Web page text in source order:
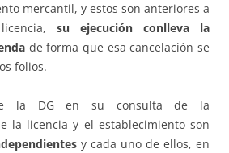
mercantil, y estos son anteriores a
su ejecución conlleva la
de forma que esa cancelación se
folios.
la DG en su consulta de la
la licencia y el establecimiento son
y cada uno de ellos, en